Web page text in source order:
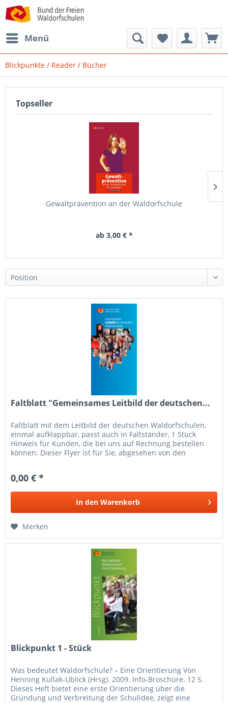
Menü
Blickpunkte / Reader / Bücher
Topseller
Gewaltprävention an der Waldorfschule
ab 3,00 € *
Faltblatt "Gemeinsames Leitbild der deutschen...
Faltblatt mit dem Leitbild der deutschen Waldorfschulen,
einmal aufklappbar, passt auch in Faltständer, 1 Stück
Hinweis für Kunden, die bei uns auf Rechnung bestellen
können: Dieser Flyer ist für Sie, abgesehen von den
0,00 € *
In den Warenkorb
Merken
Blickpunkt 1 - Stück
Was bedeutet Waldorfschule? – Eine Orientierung Von
Henning Kullak-Ublick (Hrsg). 2009. Info-Broschüre. 12 S.
Dieses Heft bietet eine erste Orientierung über die
Gründung und Verbreitung der Schulidee, zeigt eine